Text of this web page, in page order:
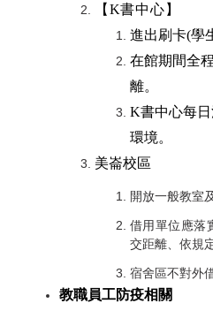
【 K書中心】
進出刷卡(學
在館期間全
離。
K書中心每
環境。
美崙校區
開放一般教室
借用單位應落
交距離、依規
宿舍區不對外
教職員工防疫相關